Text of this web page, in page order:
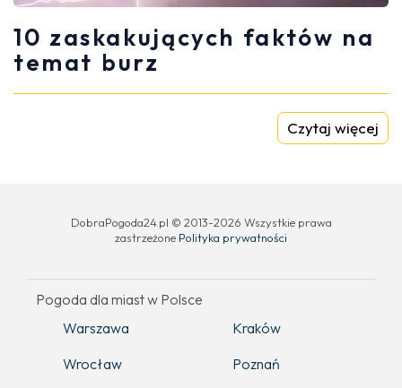
10 zaskakujących faktów na
temat burz
Czytaj więcej
DobraPogoda24.pl © 2013-2026 Wszystkie prawa
zastrzeżone Polityka prywatności
Pogoda dla miast w Polsce
Warszawa
Kraków
Wrocław
Poznań